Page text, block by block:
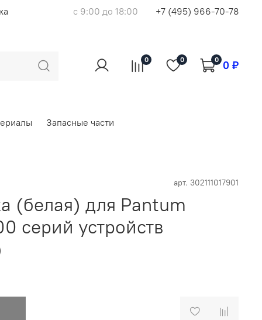
с 9:00 до 18:00 +7 (495) 966-70-78
0 0 0 0 ₽
Запасные части
арт. 302111017901
(белая) для Pantum
серий устройств